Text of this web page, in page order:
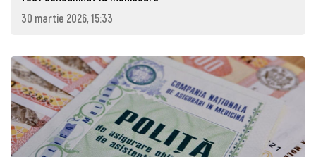
30 martie 2026, 15:33